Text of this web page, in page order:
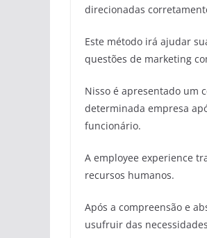
direcionadas
Este método irá ajudar
questões de marketing
Nisso é apresentado um
determinada empresa
funcionário.
A employee experience
recursos humanos.
Após a compreensão e
usufruir das